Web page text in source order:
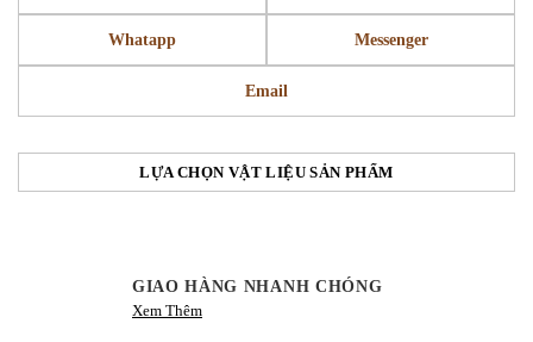
Whatapp Messenger
Email
LỰA CHỌN VẬT LIỆU SẢN PHẨM
GIAO HÀNG NHANH CHÓNG
Xem Thêm